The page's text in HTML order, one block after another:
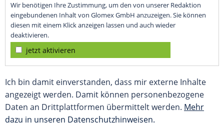
Wir benötigen Ihre Zustimmung, um den von unserer Redaktion
eingebundenen Inhalt von Glomex GmbH anzuzeigen. Sie können
diesen mit einem Klick anzeigen lassen und auch wieder
deaktivieren.
jetzt aktivieren
Ich bin damit einverstanden, dass mir externe Inhalte
angezeigt werden. Damit können personenbezogene
Daten an Drittplattformen übermittelt werden. Mehr
dazu in unseren Datenschutzhinweisen.